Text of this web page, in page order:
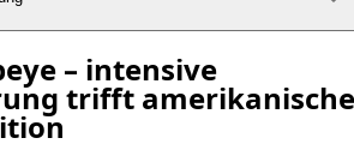
– intensive
trifft amerikanische